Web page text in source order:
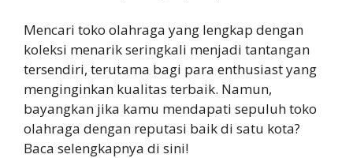
Mencari toko olahraga yang lengkap dengan
koleksi menarik seringkali menjadi tantangan
tersendiri, terutama bagi para enthusiast yang
menginginkan kualitas terbaik. Namun,
bayangkan jika kamu mendapati sepuluh toko
olahraga dengan reputasi baik di satu kota?
Baca selengkapnya di sini!